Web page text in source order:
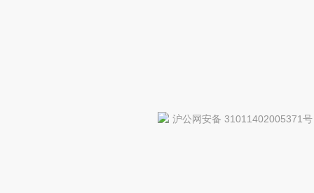
沪公网安备 31011402005371号